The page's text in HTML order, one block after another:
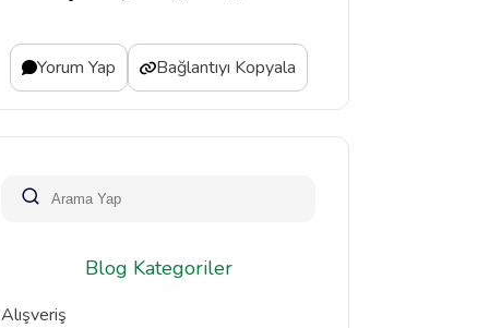
Yorum Yap Bağlantıyı Kopyala
Blog Kategoriler
Alışveriş